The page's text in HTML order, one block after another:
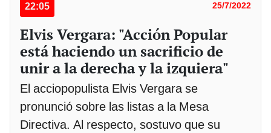
22:05 25/7/2022
Elvis Vergara: "Acción Popular
está haciendo un sacrificio de
unir a la derecha y la izquiera"
El acciopopulista Elvis Vergara se
pronunció sobre las listas a la Mesa
Directiva. Al respecto, sostuvo que su